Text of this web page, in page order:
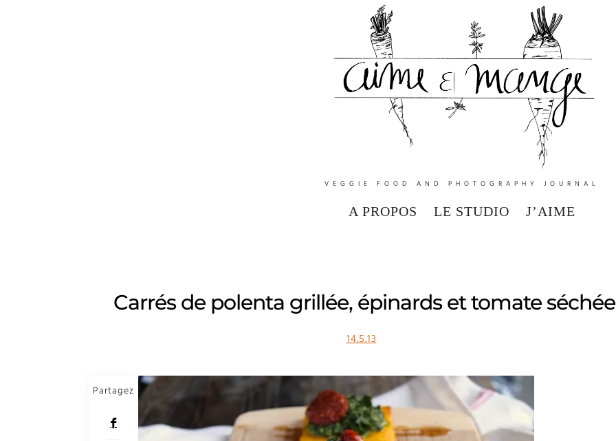
VEGGIE FOOD AND PHOTOGRAPHY JOURNAL
A PROPOS LE STUDIO J’AIME
Carrés de polenta grillée, épinards et tomate séchée
14.5.13
Partagez